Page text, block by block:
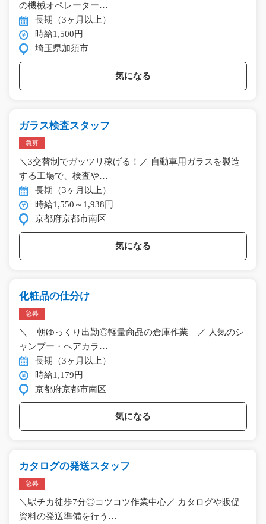
の機械オペレーター…
長期（3ヶ月以上）
時給1,500円
埼玉県加須市
気になる
ガラス検査スタッフ
急募
＼3交替制でガッツリ稼げる！／ 自動車用ガラスを製造
する工場で、検査や…
長期（3ヶ月以上）
時給1,550～1,938円
京都府京都市南区
気になる
化粧品の仕分け
急募
＼ 朝ゆっくり出勤◎軽量商品の倉庫作業 ／ 人気のシ
ャンプー・ヘアカラ…
長期（3ヶ月以上）
時給1,179円
京都府京都市南区
気になる
カタログの発送スタッフ
急募
＼駅チカ徒歩7分◎コツコツ作業中心／ カタログや販促
資料の発送準備を行う…